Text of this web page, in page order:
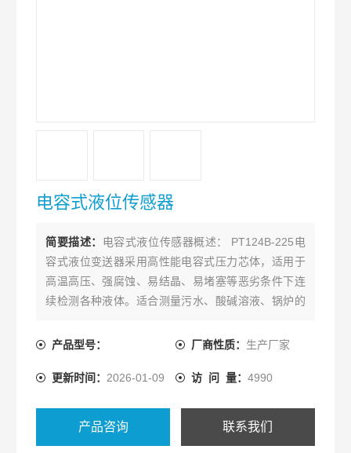
电容式液位传感器
简要描述： 电容式液位传感器概述： PT124B-225电
容式液位变送器采用高性能电容式压力芯体，适用于
高温高压、强腐蚀、易结晶、易堵塞等恶劣条件下连
续检测各种液体。适合测量污水、酸碱溶液、锅炉的
便，可靠性高，精度高。
产品型号： 厂商性质： 生产厂家
更新时间： 2026-01-09 访 问 量： 4990
产品咨询 联系我们